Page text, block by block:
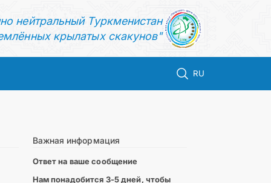
нейтральный Туркменистан
крылатых скакунов"
RU
Важная информация
Ответ на ваше сообщение
Нам понадобится 3-5 дней, чтобы